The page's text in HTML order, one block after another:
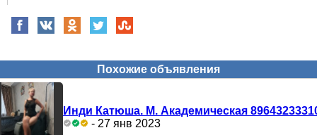
Похожие объявления
Инди Катюша. М. Академическая
- 27 янв 2023